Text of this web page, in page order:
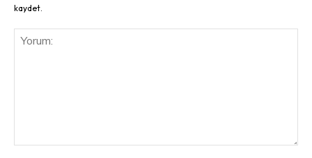
kaydet.